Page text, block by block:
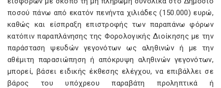
ποσού πάνω από εκατόν πενήντα χιλιάδες (150.000) ευρώ,
καθώς και είσπραξη επιστροφής των παραπάνω φόρων
κατόπιν παραπλάνησης της Φορολογικής Διοίκησης με την
παράσταση ψευδών γεγονότων ως αληθινών ή με την
αθέμιτη παρασιώπηση ή απόκρυψη αληθινών γεγονότων,
μπορεί, βάσει ειδικής έκθεσης ελέγχου, να επιβάλλει σε
βάρος του υπόχρεου παραβάτη προληπτικά ή